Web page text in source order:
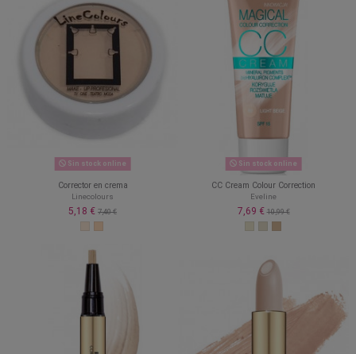
Sin stock online
Corrector en crema
Linecolours
5,18 € 7,40 €
Sin stock online
CC Cream Colour Correction
Eveline
7,69 €10,99 €